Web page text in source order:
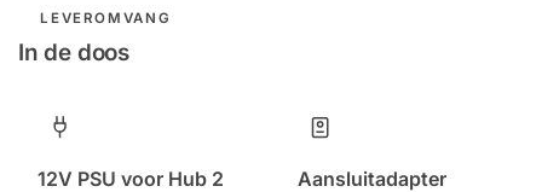
LEVEROMVANG
In de doos
12V PSU voor Hub 2 Aansluitadapter